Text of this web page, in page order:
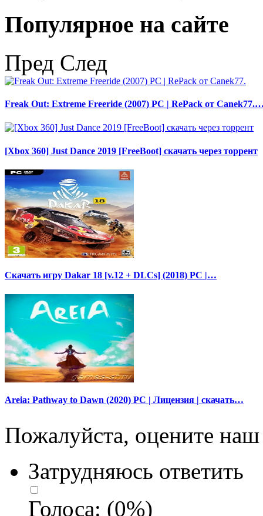
Популярное на сайте
Пред След
Freak Out: Extreme Freeride (2007) PC | RePack от
[Xbox 360] Just Dance 2019 [FreeBoot] скачать через торрент
Скачать игру Dakar 18 [v.12 + DLCs] (2018) PC |…
Areia: Pathway to Dawn (2020) PC | Лицензия | скачать…
Пожалуйста, оцените наш
Затрудняюсь ответить
Голоса: (0%)